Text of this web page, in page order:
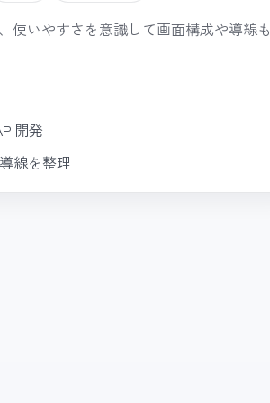
使いやすさを意識して画面構成や導線も
開発
線を整理